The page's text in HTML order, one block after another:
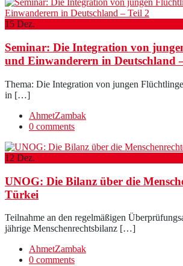
15 Dez.
Seminar: Die Integration von
und Einwanderern in Deutschland
Thema: Die Integration von jungen
in […]
AhmetZambak
0 comments
12 Dez.
UNOG: Die Bilanz über die
Türkei
Teilnahme an den regelmäßigen
jährige Menschenrechtsbilanz […]
AhmetZambak
0 comments